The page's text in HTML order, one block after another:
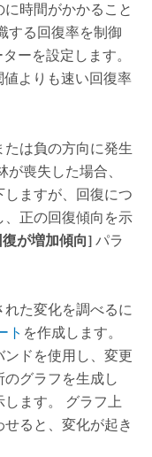
時間がかかること
する回復率を制御
ーを設定します。
よりも速い回復率
は負の方向に発生
喪失した場合、
ますが、回復につ
、正の回復傾向を示
復が増加傾向] パラ
た変化を調べるに
ト を作成します。
ドを使用し、変更
グラフを生成し
ます。 グラフ上
ると、変化が起き